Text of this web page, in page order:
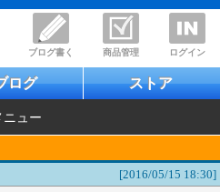
ブログ書く 商品管理 ログイン
ログ ストア
ニュー
[2016/05/15 18:30]